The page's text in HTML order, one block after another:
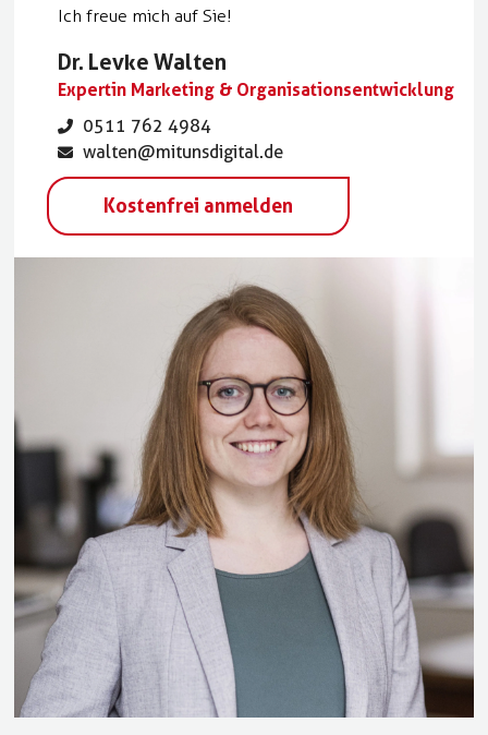
Ich freue mich auf Sie!
Dr. Levke Walten
Expertin Marketing & Organisationsentwicklung
0511 762 4984
walten@mitunsdigital.de
Kostenfrei anmelden